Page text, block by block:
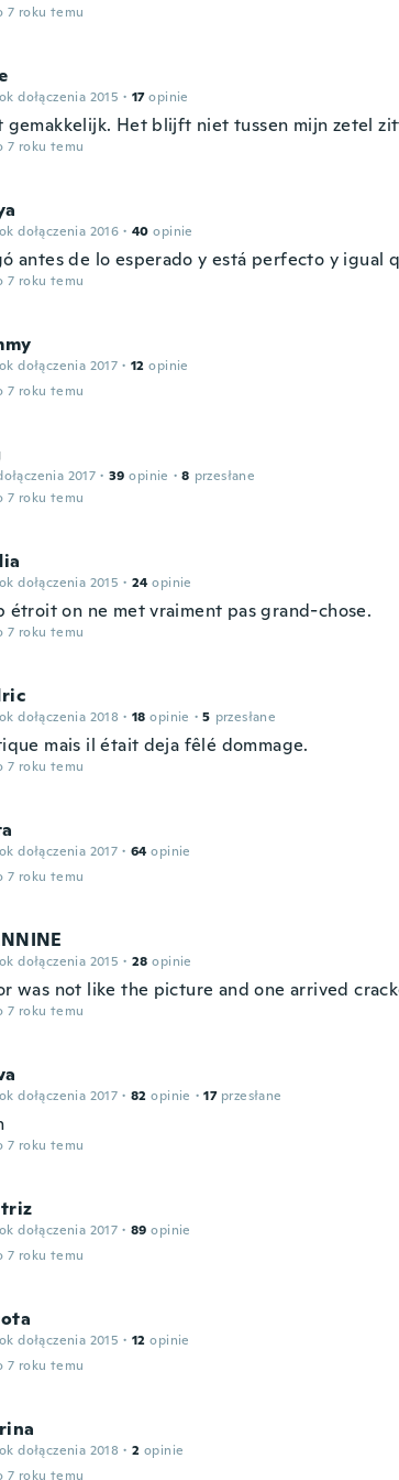
7 roku temu
dołączenia 2015 · 17 opinie
gemakkelijk. Het blijft niet tussen mijn zetel
7 roku temu
dołączenia 2016 · 40 opinie
antes de lo esperado y está perfecto y igual
7 roku temu
dołączenia 2017 · 12 opinie
7 roku temu
2017 · 39 opinie · 8 przesłane
7 roku temu
dołączenia 2015 · 24 opinie
étroit on ne met vraiment pas grand-chose.
7 roku temu
dołączenia 2018 · 18 opinie · 5 przesłane
mais il était deja fêlé dommage.
7 roku temu
dołączenia 2017 · 64 opinie
7 roku temu
dołączenia 2015 · 28 opinie
was not like the picture and one arrived
7 roku temu
dołączenia 2017 · 82 opinie · 17 przesłane
7 roku temu
dołączenia 2017 · 89 opinie
7 roku temu
dołączenia 2015 · 12 opinie
7 roku temu
dołączenia 2018 · 2 opinie
7 roku temu